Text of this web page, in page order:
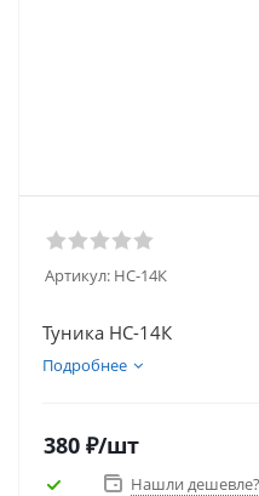
Артикул: НС-14К
Туника НС-14К
Подробнее
380 ₽/шт
Нашли дешевле?